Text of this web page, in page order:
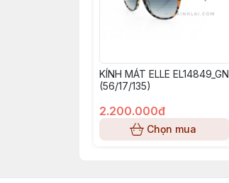
KÍNH MÁT ELLE EL14849_GN
(56/17/135)
2.200.000đ
Chọn mua